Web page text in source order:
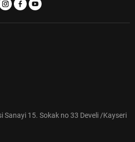
Sanayi 15. Sokak no 33 Develi /Kayseri